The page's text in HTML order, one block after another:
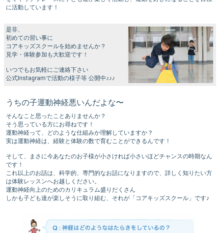
に活動しています！
是非、
初めての習い事に
コアキッズスクールを始めませんか？
見学・体験参加も大歓迎です！
いつでもお気軽にご連絡下さい
公式Instagramで活動の様子等 公開中♪♪♪
うちの子運動神経悪いんだよな〜
そんなこと思ったことありませんか？
そう思っている方にお尋ねです！
運動神経って、どのような仕組みか理解していますか？
実は運動神経は、経験と体験の数で育むことができるんです！
そして、まさに今あなたのお子様が小さければ小さいほどチャンスの時期なん
です！
これ以上のお話は、科学的、専門的なお話になりますので、詳しく知りたい方
は体験レッスンへお越しください。
運動神経向上のためのカリキュラム盛りだくさん
しかも子ども達が楽しそうに取り組む、それが「コアキッズスクール」です♪